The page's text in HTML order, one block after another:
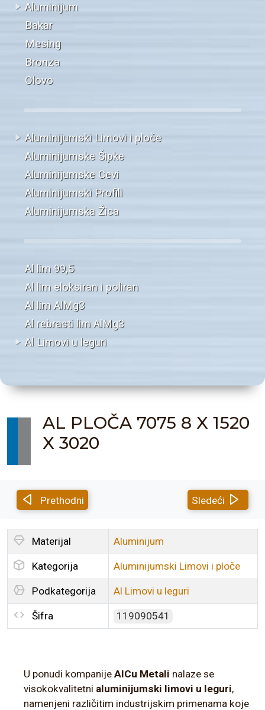
Aluminijum
Bakar
Mesing
Bronza
Olovo
Aluminijumski Limovi i ploče
Aluminijumske Šipke
Aluminijumske Cevi
Aluminijumski Profili
Aluminijumska Žica
Al lim 99,5
Al lim eloksiran i poliran
Al lim AlMg3
Al rebrasti lim AlMg3
Al Limovi u leguri
AL PLOČA 7075 8 X 1520
X 3020
Prethodni Sledeći
Materijal Aluminijum
Kategorija Aluminijumski Limovi i ploče
Podkategorija Al Limovi u leguri
Šifra 119090541
U ponudi kompanije AlCu Metali nalaze se
visokokvalitetni aluminijumski limovi u leguri,
namenjeni različitim industrijskim primenama koje